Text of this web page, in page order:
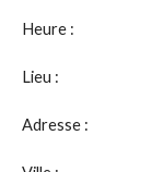
Heure :
Lieu :
Adresse :